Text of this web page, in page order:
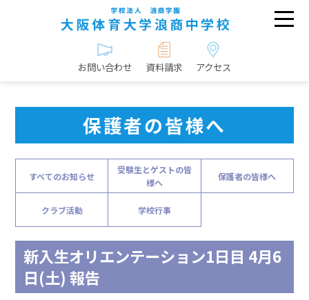
お問い合わせ 資料請求 アクセス
保護者の皆様へ
すべてのお知らせ
受験生とゲストの皆
様へ
保護者の皆様へ
クラブ活動 学校行事
新入生オリエンテーション1日目 4月6
日(土) 報告